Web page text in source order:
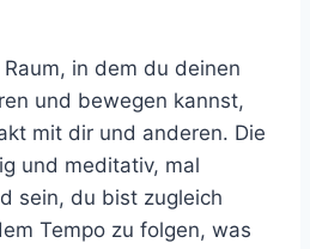
in dem du deinen
und bewegen kannst,
mit dir und anderen. Die
und meditativ, mal
sein, du bist zugleich
Tempo zu folgen, was